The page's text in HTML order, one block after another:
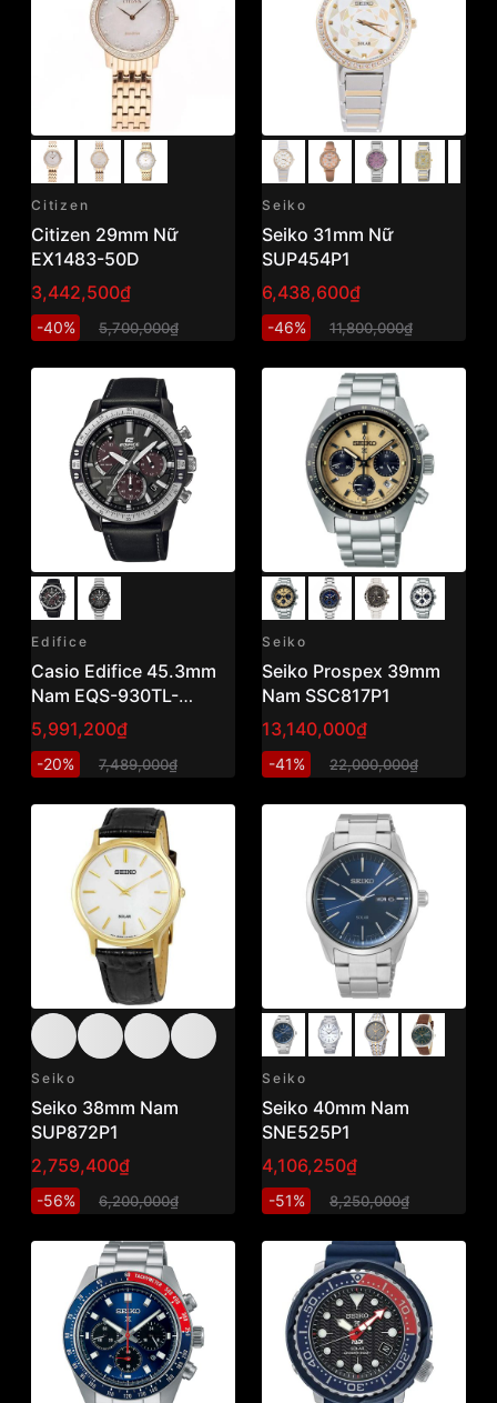
Citizen
Citizen 29mm Nữ
EX1483-50D
3,442,500₫
-40% 5,700,000₫
Seiko
Seiko 31mm Nữ
SUP454P1
6,438,600₫
-46% 11,800,000₫
Edifice
Casio Edifice 45.3mm
Nam EQS-930TL-
1AVUDF
5,991,200₫
-20% 7,489,000₫
Seiko
Seiko Prospex 39mm
Nam SSC817P1
13,140,000₫
-41% 22,000,000₫
Seiko
Seiko 38mm Nam
SUP872P1
2,759,400₫
-56% 6,200,000₫
Seiko
Seiko 40mm Nam
SNE525P1
4,106,250₫
-51% 8,250,000₫